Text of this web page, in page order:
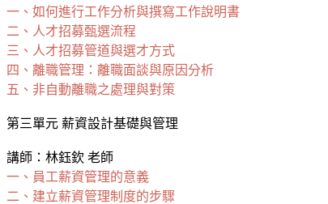
一、如何進行工作分析與撰寫工作說明書
二、人才招募甄選流程
三、人才招募管道與選才方式
四、離職管理：離職面談與原因分析
五、非自動離職之處理與對策
第三單元 薪資設計基礎與管理
講師：林鈺欽 老師
一、員工薪資管理的意義
二、建立薪資管理制度的步驟